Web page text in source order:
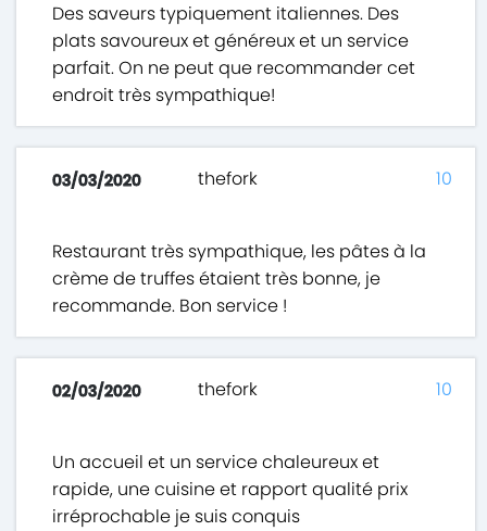
Des saveurs typiquement italiennes. Des
plats savoureux et généreux et un service
parfait. On ne peut que recommander cet
endroit très sympathique!
03/03/2020 thefork
Restaurant très sympathique, les pâtes à la
crème de truffes étaient très bonne, je
recommande. Bon service !
10
02/03/2020 thefork
Un accueil et un service chaleureux et
rapide, une cuisine et rapport qualité prix
irréprochable je suis conquis
10